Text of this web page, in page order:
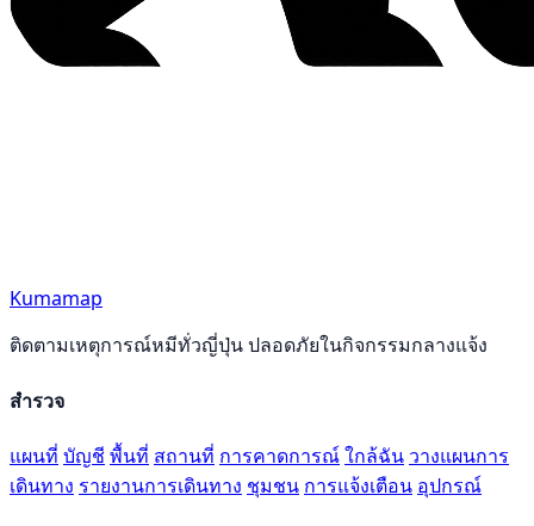
Kumamap
ติดตามเหตุการณ์หมีทั่วญี่ปุ่น ปลอดภัยในกิจกรรมกลางแจ้ง
สำรวจ
แผนที่ บัญชี พื้นที่ สถานที่ การคาดการณ์ใกล้ฉัน วางแผนการ
เดินทาง รายงานการเดินทาง ชุมชน การแจ้งเตือน อุปกรณ์